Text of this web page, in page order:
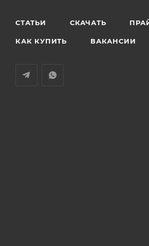
СТАТЬИ СКАЧАТЬ
КАК КУПИТЬ ВАКАНСИИ